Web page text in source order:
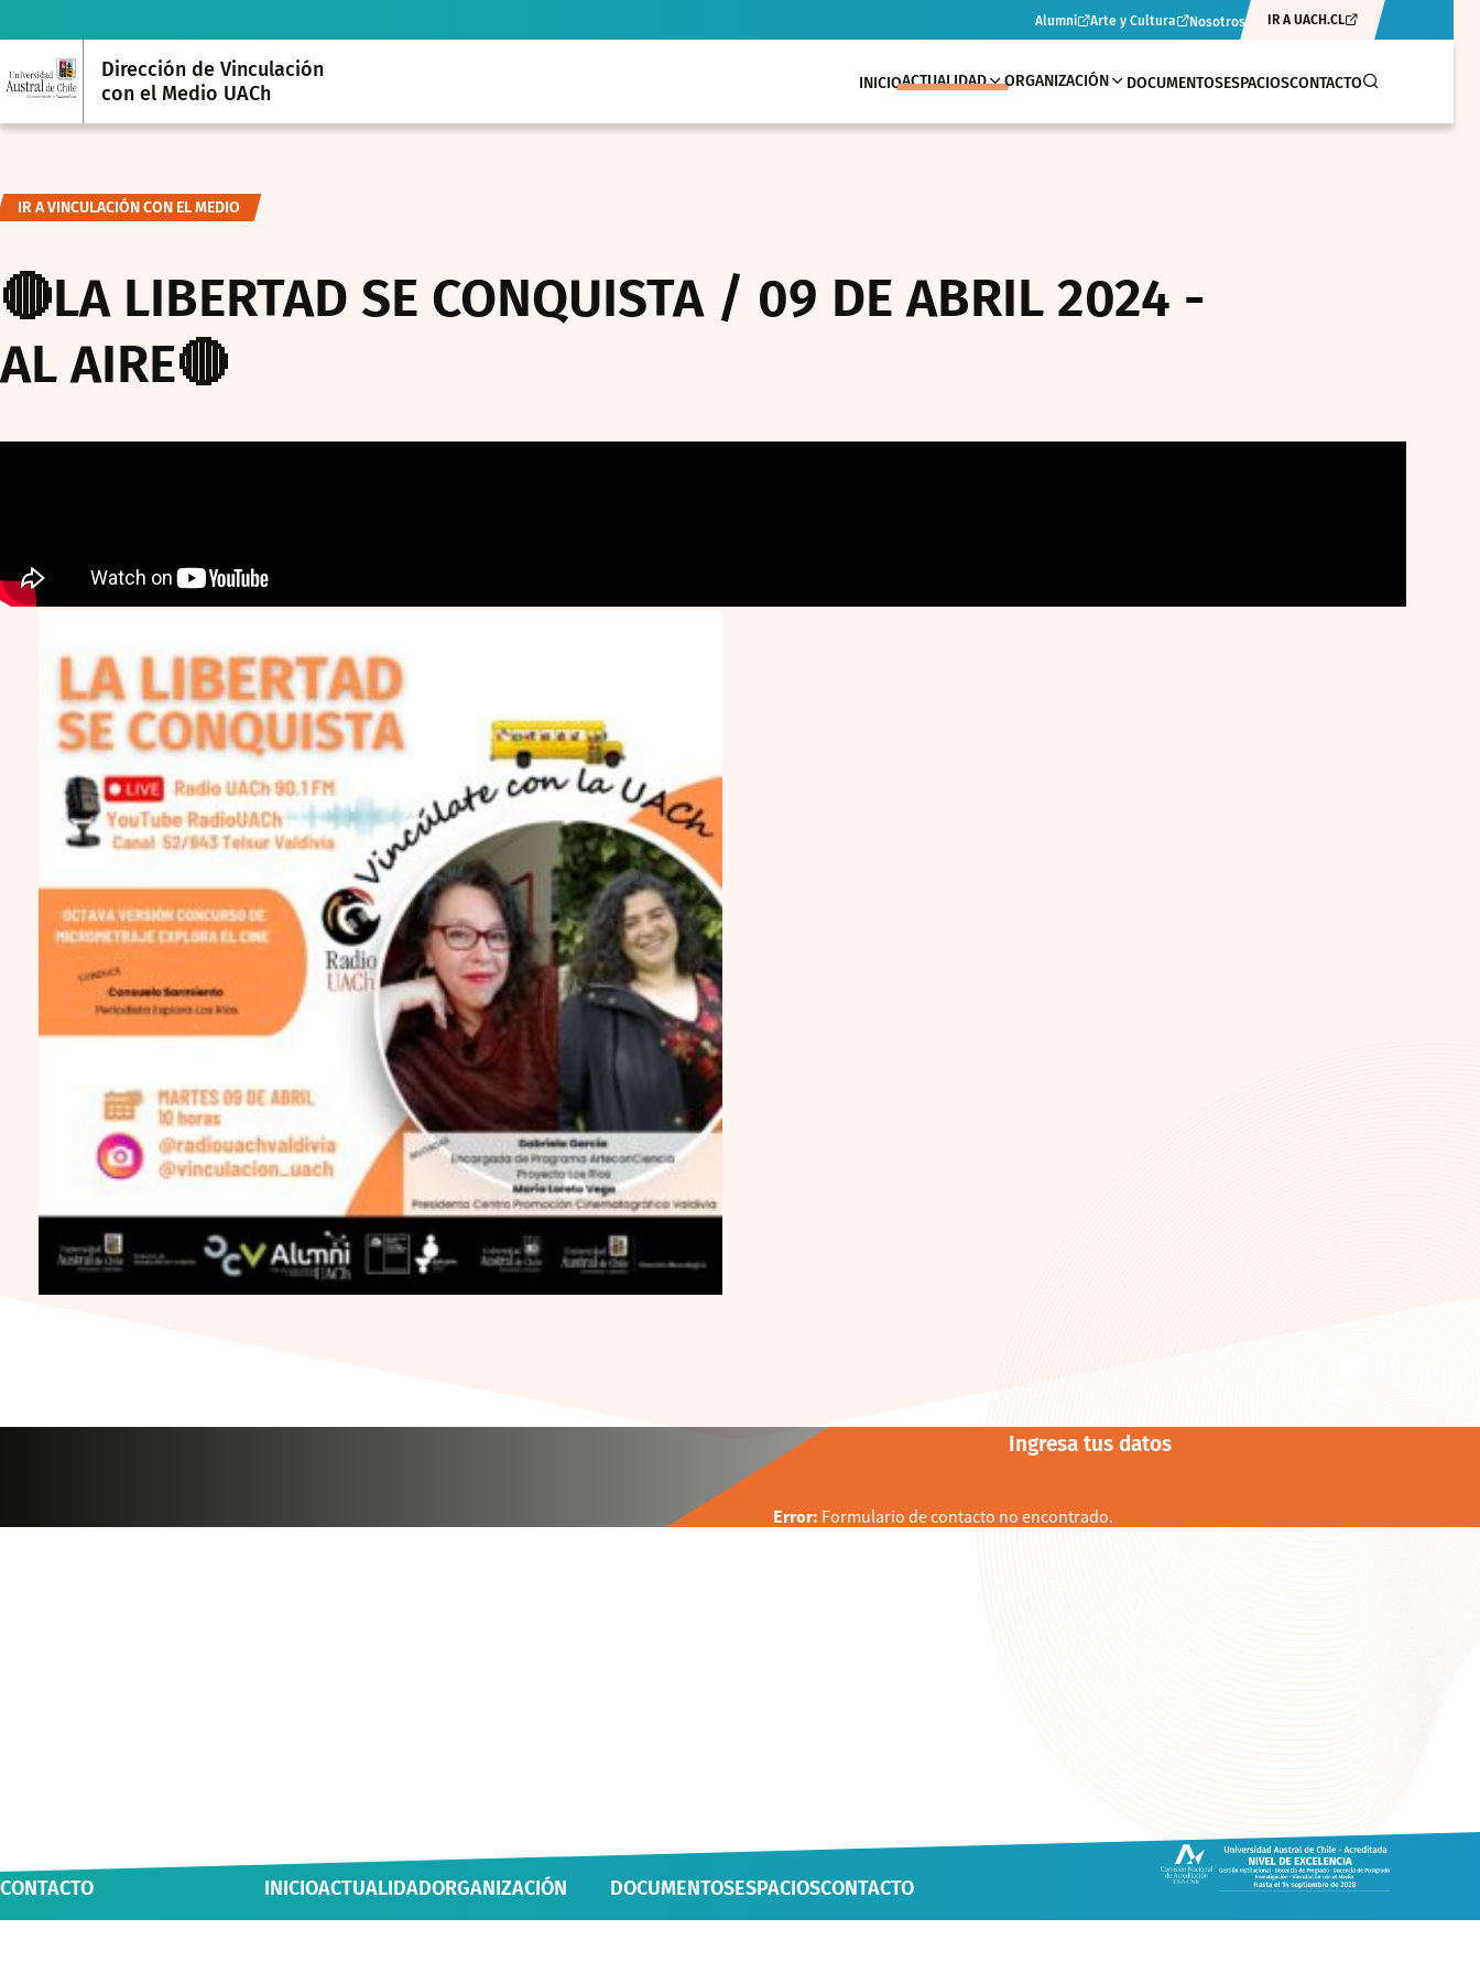
Alumni Arte y Cultura Nosotros IR A UACH.CL
Dirección de Vinculación
con el Medio UACh
INICIOACTUALIDAD ORGANIZACIÓN DOCUMENTOSESPACIOSCONTACTO
IR A VINCULACIÓN CON EL MEDIO
🔴LA LIBERTAD SE CONQUISTA / 09 DE ABRIL 2024 -
AL AIRE🔴
Ingresa tus datos
Error: Formulario de contacto no encontrado.
CONTACTO INICIOACTUALIDADORGANIZACIÓN DOCUMENTOSESPACIOSCONTACTO